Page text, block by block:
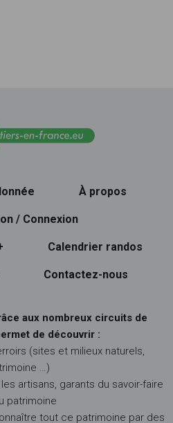
À propos
/ Connexion
Calendrier randos
Contactez-nous
aux nombreux circuits de
de découvrir :
(sites et milieux naturels,
…)
artisans, garants du savoir-faire
patrimoine
tout ce patrimoine par des